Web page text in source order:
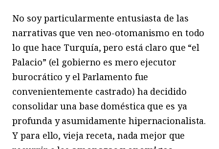
No soy particularmente entusiasta de las
narrativas que ven neo-otomanismo en todo
lo que hace Turquía, pero está claro que “el
Palacio” (el gobierno es mero ejecutor
burocrático y el Parlamento fue
convenientemente castrado) ha decidido
consolidar una base doméstica que es ya
profunda y asumidamente hipernacionalista.
Y para ello, vieja receta, nada mejor que